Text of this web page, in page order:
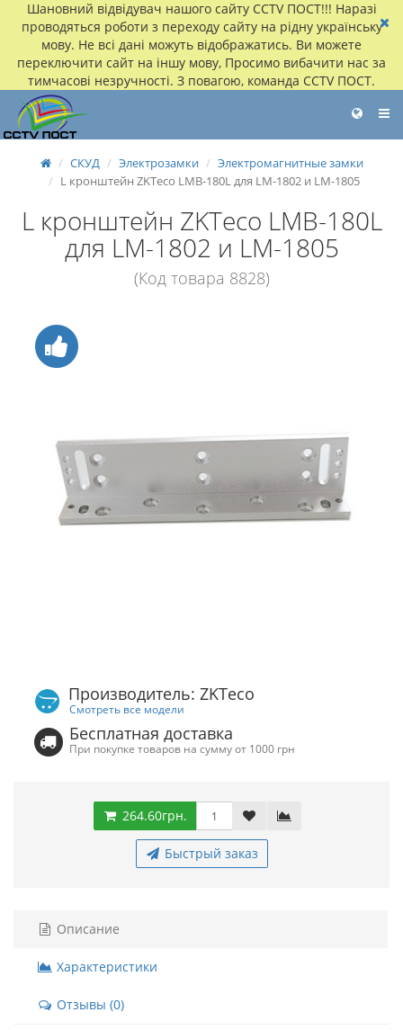
Шановний відвідувач нашого сайту CCTV ПОСТ!!! Наразі
проводяться роботи з переходу сайту на рідну українську
мову. Не всі дані можуть відображатись. Ви можете
переключити сайт на іншу мову, Просимо вибачити нас за
тимчасові незручності. З повагою, команда CCTV ПОСТ.
СКУД Электрозамки
Электромагнитные замки
L кронштейн ZKTeco LMB-180L для LM-1802 и LM-1805
L кронштейн ZKTeco LMB-180L
для LM-1802 и LM-1805
(Код товара 8828)
Производитель: ZKTeco
Смотреть все модели
Бесплатная доставка
При покупке товаров на сумму от 1000 грн
264.60грн.
Быстрый заказ
Описание
Характеристики
Отзывы (0)